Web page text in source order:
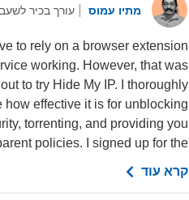
מתיו עמוס עורך בכיר
to rely on a browser extension
working. However, that was
to try Hide My IP. I thoroughly
effective it is for unblocking
torrenting, and providing you
policies. I signed up for the...
קרא עוד